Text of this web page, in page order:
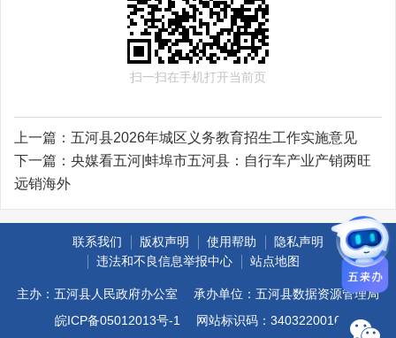
扫一扫在手机打开当前页
上一篇： 五河县2026年城区义务教育招生工作实施意见
下一篇： 央媒看五河|蚌埠市五河县：自行车产业产销两旺
远销海外
联系我们 版权声明 使用帮助
隐私声明
违法和不良信息举报中心
站点地图
主办：五河县人民政府办公室
承办单位：五河县数据资源管理局
皖ICP备05012013号-1
网站标识码：3403220016